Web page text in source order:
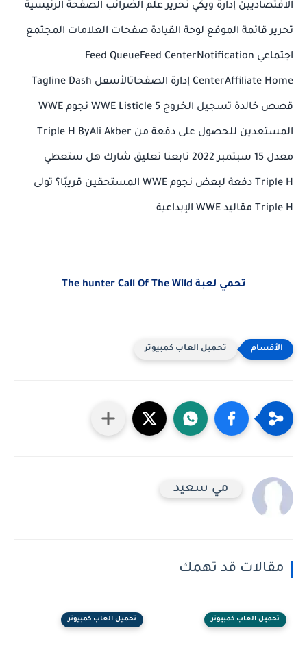
الاقتصاديين إدارة ويكي تحرير علم الضرائب الصفحة الرئيسية
تحرير قائمة الموقع لوحة القيادة صفحات العلامات المجتمع
اجتماعي Feed QueueFeed CenterNotification
CenterAffiliate Home إدارة الصفحاتالأسفل Tagline Dash
قصص خالدة تسجيل الخروج WWE Listicle 5 نجوم WWE
المستعدين للحصول على دفعة من Triple H ByAli Akber
معدل 15 سبتمبر 2022 تابعنا تعليق شارك هل ستعطي
Triple H دفعة لبعض نجوم WWE المستحقين قريبًا؟ تولى
Triple H مقاليد WWE الإبداعية
تحمي لعبة The hunter Call Of The Wild
تحميل العاب كمبيوتر
مي سعيد
مقالات قد تهمك
تحميل العاب كمبيوتر تحميل العاب كمبيوتر